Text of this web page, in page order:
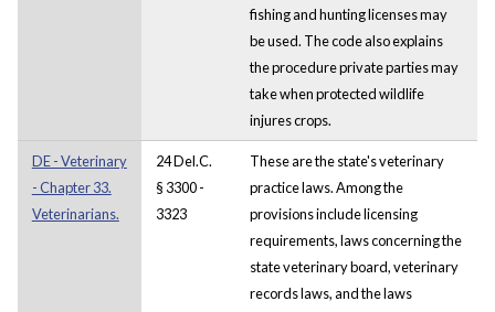
fishing and hunting licenses may
be used. The code also explains
the procedure private parties may
take when protected wildlife
injures crops.
DE - Veterinary
- Chapter 33.
Veterinarians.
24 Del.C.
§ 3300 -
3323
These are the state's veterinary
practice laws. Among the
provisions include licensing
requirements, laws concerning the
state veterinary board, veterinary
records laws, and the laws